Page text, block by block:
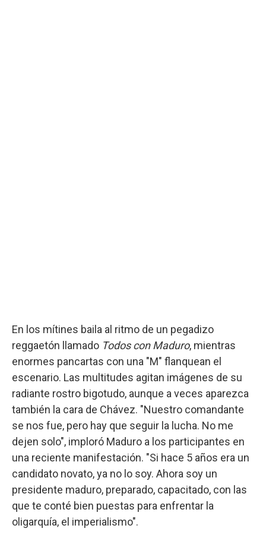
En los mítines baila al ritmo de un pegadizo
reggaetón llamado Todos con Maduro, mientras
enormes pancartas con una "M" flanquean el
escenario. Las multitudes agitan imágenes de su
radiante rostro bigotudo, aunque a veces aparezca
también la cara de Chávez. "Nuestro comandante
se nos fue, pero hay que seguir la lucha. No me
dejen solo", imploró Maduro a los participantes en
una reciente manifestación. "Si hace 5 años era un
candidato novato, ya no lo soy. Ahora soy un
presidente maduro, preparado, capacitado, con las
que te conté bien puestas para enfrentar la
oligarquía, el imperialismo".